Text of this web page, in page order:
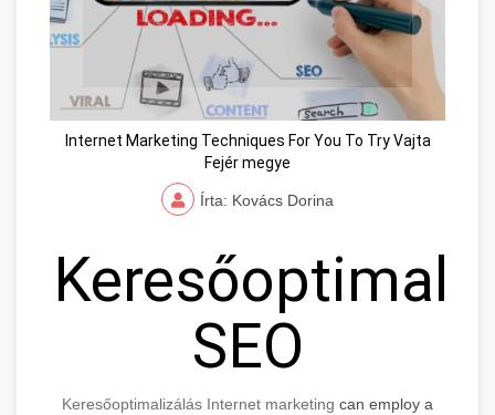
Internet Marketing Techniques For You To Try Vajta
Fejér megye
Írta: Kovács Dorina
SEO
Keresőoptimalizálás Internet marketing can employ a